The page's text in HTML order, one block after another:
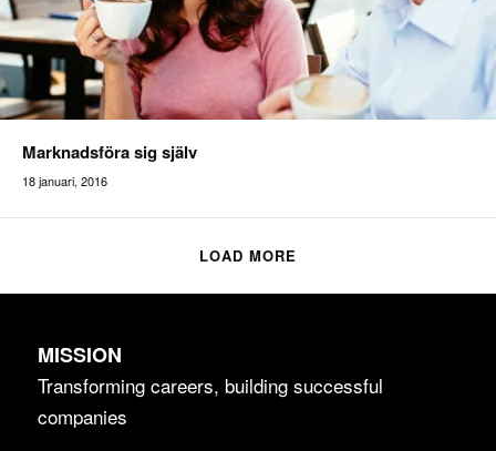
Marknadsföra sig själv
18 januari, 2016
LOAD MORE
MISSION
Transforming careers, building successful
companies